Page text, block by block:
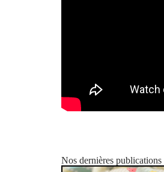
Nos dernières publications